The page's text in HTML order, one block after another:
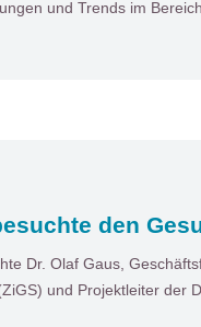
und Trends im
den
Dr. Olaf Gaus,
und Projektleiter der